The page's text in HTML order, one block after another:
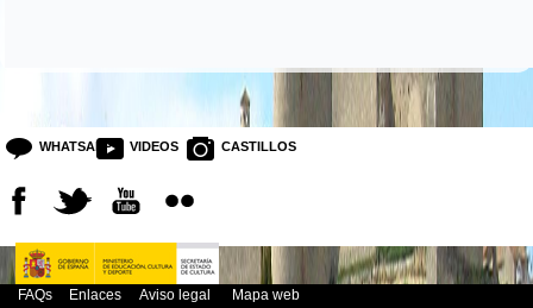
WHATSAPP VIDEOS CASTILLOS
FAQs Enlaces Aviso legal Mapa web